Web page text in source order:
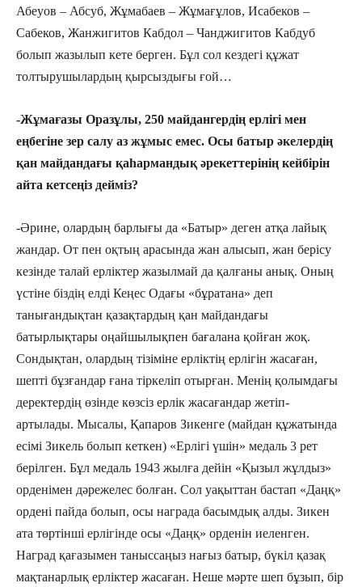
Абеуов – Абсуб, Жұмабаев – Жұмағұлов, Исабеков –
Сабеков, Жанжигитов Кабдол – Чанджигитов Кабдуб
болып жазылып кете берген. Бұл сол кездегі құжат
толтырушылардың қырсыздығы ғой…
-Жұмағазы Оразұлы, 250 майдангердің ерлігі мен
еңбегіне зер салу аз жұмыс емес. Осы батыр әкелердің
қан майдандағы қаһармандық әрекеттерінің кейбірін
айта кетсеңіз дейміз?
-Әрине, олардың барлығы да «Батыр» деген атқа лайық
жандар. От пен оқтың арасында жан алысып, жан берісу
кезінде талай ерліктер жазылмай да қалғаны анық. Оның
үстіне біздің елді Кеңес Одағы «бұратана» деп
танығандықтан қазақтардың қан майдандағы
батырлықтары оңайшылықпен бағалана қойған жоқ.
Сондықтан, олардың тізіміне ерліктің ерлігін жасаған,
шепті бұзғандар ғана тіркеліп отырған. Менің қолымдағы
деректердің өзінде көзсіз ерлік жасағандар жетіп-
артылады. Мысалы, Қапаров Зикенге (майдан құжатында
есімі Зикель болып кеткен) «Ерлігі үшін» медаль 3 рет
берілген. Бұл медаль 1943 жылға дейін «Қызыл жұлдыз»
орденімен дәрежелес болған. Сол уақыттан бастап «Даңқ»
ордені пайда болып, осы награда басымдық алды. Зикен
ата төртінші ерлігінде осы «Даңқ» орденін иеленген.
Наград қағазымен таныссаңыз нағыз батыр, бүкіл қазақ
мақтанарлық ерліктер жасаған. Неше мәрте шеп бұзып, бір